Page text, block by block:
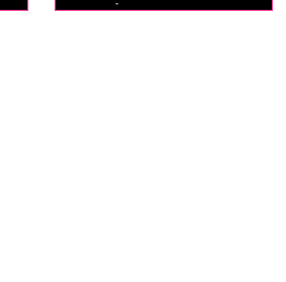
que salda una promesa